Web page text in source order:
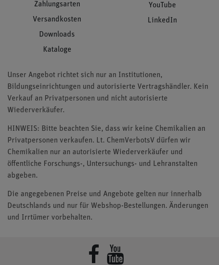
Zahlungsarten
Versandkosten
Downloads
Kataloge
YouTube
LinkedIn
Unser Angebot richtet sich nur an Institutionen,
Bildungseinrichtungen und autorisierte Vertragshändler. Kein
Verkauf an Privatpersonen und nicht autorisierte
Wiederverkäufer.
HINWEIS: Bitte beachten Sie, dass wir keine Chemikalien an
Privatpersonen verkaufen. Lt. ChemVerbotsV dürfen wir
Chemikalien nur an autorisierte Wiederverkäufer und
öffentliche Forschungs-, Untersuchungs- und Lehranstalten
abgeben.
Die angegebenen Preise und Angebote gelten nur innerhalb
Deutschlands und nur für Webshop-Bestellungen. Änderungen
und Irrtümer vorbehalten.